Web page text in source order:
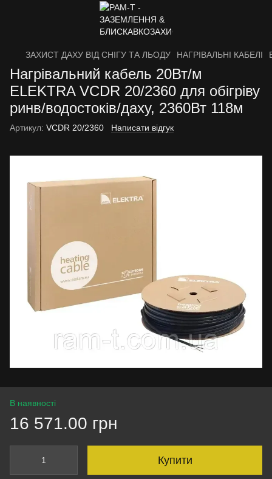
ЗАХИСТ ДАХУ ВІД СНІГУ ТА ЛЬОДУ НАГРІВАЛЬНІ КАБЕЛІ
Нагрівальний кабель 20Вт/м
ELEKTRA VCDR 20/2360 для обігріву
ринв/водостоків/даху, 2360Вт 118м
Артикул: VCDR 20/2360 Написати відгук
В наявності
16 571.00 грн
Купити